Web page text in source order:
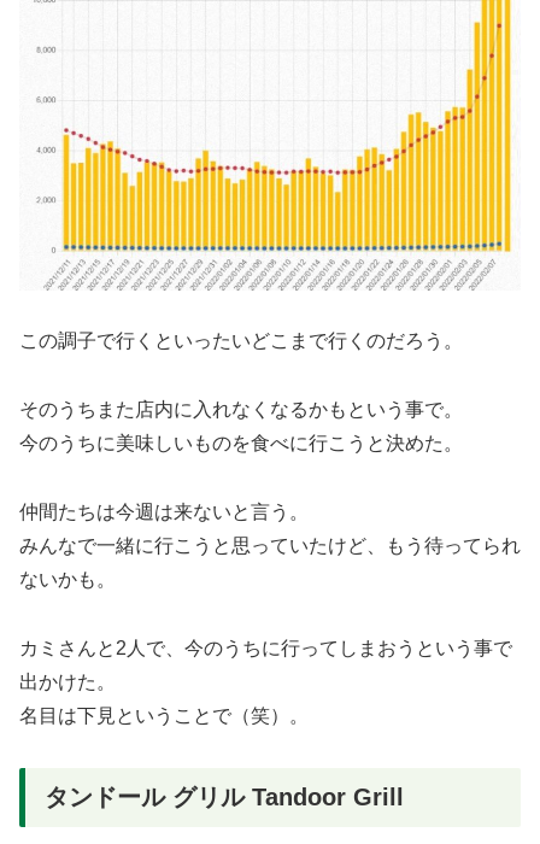
この調子で行くといったいどこまで行くのだろう。
そのうちまた店内に入れなくなるかもという事で。
今のうちに美味しいものを食べに行こうと決めた。
仲間たちは今週は来ないと言う。
みんなで一緒に行こうと思っていたけど、もう待ってられ
ないかも。
カミさんと2人で、今のうちに行ってしまおうという事で
出かけた。
名目は下見ということで（笑）。
タンドール グリル Tandoor Grill